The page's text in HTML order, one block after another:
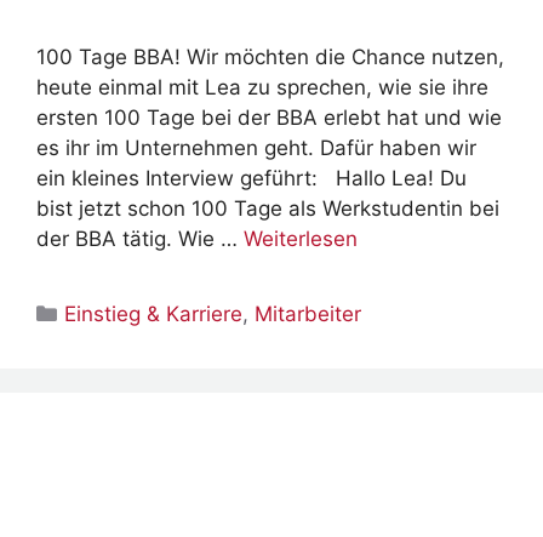
100 Tage BBA! Wir möchten die Chance nutzen,
heute einmal mit Lea zu sprechen, wie sie ihre
ersten 100 Tage bei der BBA erlebt hat und wie
es ihr im Unternehmen geht. Dafür haben wir
ein kleines Interview geführt: Hallo Lea! Du
bist jetzt schon 100 Tage als Werkstudentin bei
der BBA tätig. Wie … Weiterlesen
Kategorien
Einstieg & Karriere, Mitarbeiter